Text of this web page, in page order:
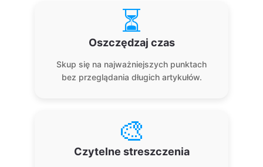
⏳
Oszczędzaj czas
Skup się na najważniejszych punktach
bez przeglądania długich artykułów.
🎨
Czytelne streszczenia